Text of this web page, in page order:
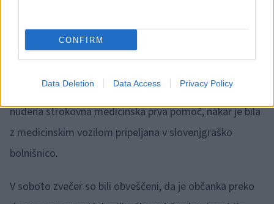
CONFIRM
Data Deletion Data Access Privacy Policy
Kopah, kjer je smučarka, sicer še otrok, v cilju te proge,
ko se je že ustavila,padla naprej in se ulovila na roki,
sicer zlom podlahti leve roke. Na kraju ji je bila
nudena strokovna medicinska prva pomoč, nakar je bila
z medicinskim vozilom pripeljana v slovenjgraško
bolnišnico.
V soboto zvečer so bili obveščeni, da je občanka preko